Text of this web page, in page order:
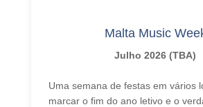
Malta Music
Julho 2026 (TBA)
Uma semana de festas em vários
marcar o fim do ano letivo e o